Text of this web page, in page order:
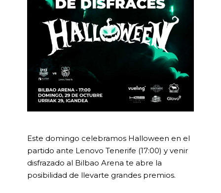
Este domingo celebramos Halloween en el
partido ante Lenovo Tenerife (17:00) y venir
disfrazado al Bilbao Arena te abre la
posibilidad de llevarte grandes premios.